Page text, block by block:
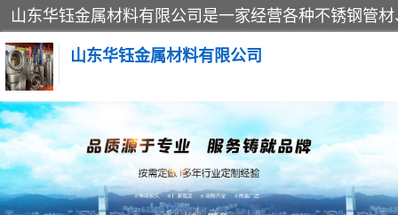
山东华钰金属材料有限公司
不锈钢管
管件标准件